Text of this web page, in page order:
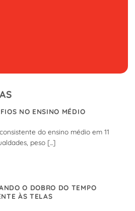
NO ENSINO MÉDIO
do ensino médio em 11
peso [...]
O DOBRO DO TEMPO
ÀS TELAS